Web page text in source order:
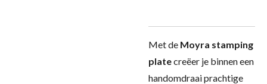
Met de Moyra stamping
platecreëer je binnen een
handomdraai prachtige